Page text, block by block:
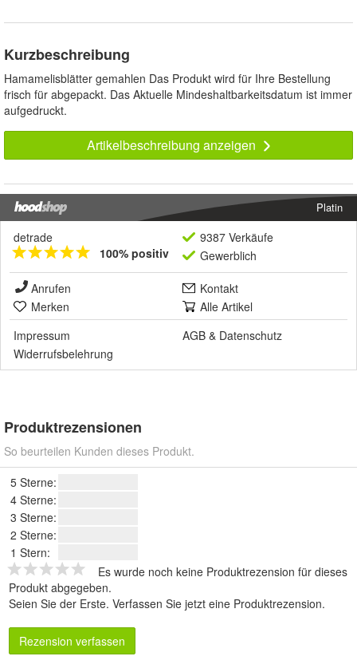
Kurzbeschreibung
Hamamelisblätter gemahlen Das Produkt wird für Ihre Bestellung
frisch für abgepackt. Das Aktuelle Mindeshaltbarkeitsdatum ist immer
aufgedruckt.
Artikelbeschreibung anzeigen
Platin
detrade
100% positiv
9387 Verkäufe
Gewerblich
Anrufen
Kontakt
Merken
Alle Artikel
Impressum
AGB & Datenschutz
Widerrufsbelehrung
Produktrezensionen
So beurteilen Kunden dieses Produkt.
5 Sterne:
4 Sterne:
3 Sterne:
2 Sterne:
1 Stern:
Es wurde noch keine Produktrezension für dieses
Produkt abgegeben.
Seien Sie der Erste. Verfassen Sie jetzt eine Produktrezension.
Rezension verfassen